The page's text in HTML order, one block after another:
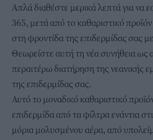
Απλά διαθέστε μερικά λεπτά για να
365, μετά από το καθαριστικό
στη φροντίδα της επιδερμίδας σας
Θεωρείστε αυτή τη νέα συνήθεια ως
περαιτέρω διατήρηση της νεανικής
της επιδερμίδας σας.
Αυτό το μοναδικό καθαριστικό
επιδερμίδα από τα φίλτρα ενάντια
μόρια μολυσμένου αέρα, από